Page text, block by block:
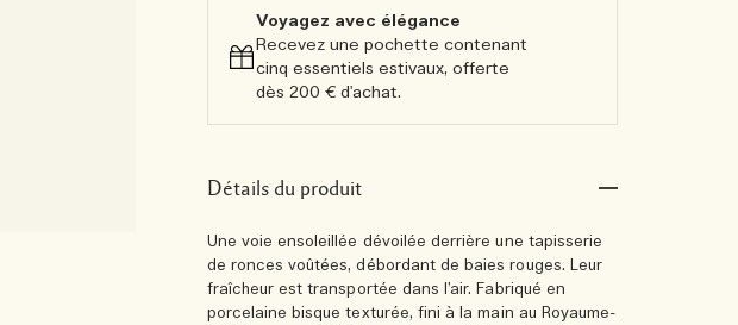
Voyagez avec élégance​
Recevez une pochette contenant
cinq essentiels estivaux, offerte
dès 200 € d'achat.​
Détails du produit
Une voie ensoleillée dévoilée derrière une tapisserie
de ronces voûtées, débordant de baies rouges. Leur
fraîcheur est transportée dans l’air. Fabriqué en
porcelaine bisque texturée, fini à la main au Royaume-